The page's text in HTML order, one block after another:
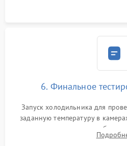
6. Финальное
Запуск холодильника для
заданную температуру в
компрессора, отсутствия
срабатывания системы